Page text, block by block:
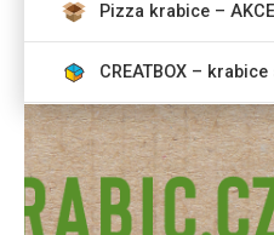
Pizza krabice – AKCE
CREATBOX –